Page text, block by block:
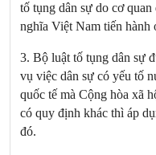
tố tụng dân sự do cơ
nghĩa Việt Nam tiến hành
3. Bộ luật tố tụng dân sự
vụ việc dân sự có yếu tố
quốc tế mà Cộng hòa xã
có quy định khác thì áp
đó.